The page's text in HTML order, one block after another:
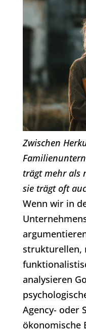
Zwischen
trägt mehr als
sie trägt oft
Wenn wir in
strukturellen,
analysieren
Agency- oder
ökonomische